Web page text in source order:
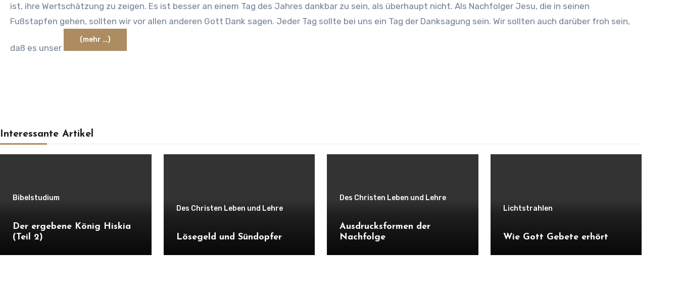
ist, ihre Wertschätzung zu zeigen. Es ist besser an einem Tag des Jahres dankbar zu sein, als überhaupt nicht. Als Nachfolger Jesu, die in seinen
Fußstapfen gehen, sollten wir vor allen anderen Gott Dank sagen. Jeder Tag sollte bei uns ein Tag der Danksagung sein. Wir sollten auch darüber froh sein,
daß es unser
(mehr …)
Interessante Artikel
Bibelstudium
Der ergebene König Hiskia
(Teil 2)
Des Christen Leben und Lehre
Lösegeld und Sündopfer
Des Christen Leben und Lehre
Ausdrucksformen der
Nachfolge
Lichtstrahlen
Wie Gott Gebete erhört